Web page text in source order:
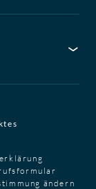
ändern